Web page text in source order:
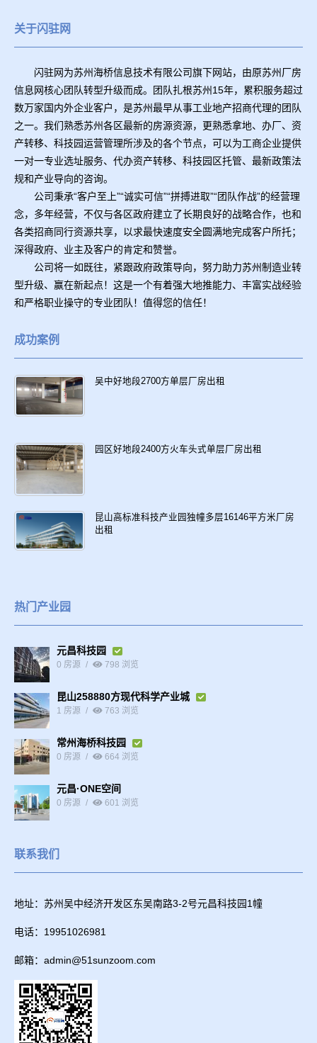
关于闪驻网
闪驻网为苏州海桥信息技术有限公司旗下网站，由原苏州厂房
信息网核心团队转型升级而成。团队扎根苏州15年，累积服务超过
数万家国内外企业客户，是苏州最早从事工业地产招商代理的团队
之一。我们熟悉苏州各区最新的房源资源，更熟悉拿地、办厂、资
产转移、科技园运营管理所涉及的各个节点，可以为工商企业提供
一对一专业选址服务、代办资产转移、科技园区托管、最新政策法
规和产业导向的咨询。
公司秉承“客户至上”“诚实可信”“拼搏进取”“团队作战”的经营理
念，多年经营，不仅与各区政府建立了长期良好的战略合作，也和
各类招商同行资源共享，以求最快速度安全圆满地完成客户所托；
深得政府、业主及客户的肯定和赞誉。
公司将一如既往，紧跟政府政策导向，努力助力苏州制造业转
型升级、赢在新起点！这是一个有着强大地推能力、丰富实战经验
和严格职业操守的专业团队！值得您的信任！
成功案例
吴中好地段2700方单层厂房出租
园区好地段2400方火车头式单层厂房出租
昆山高标准科技产业园独幢多层16146平方米厂房
出租
热门产业园
元昌科技园
0 房源 798 浏览
昆山258880方现代科学产业城
1 房源 763 浏览
常州海桥科技园
0 房源 664 浏览
元昌·ONE空间
0 房源 601 浏览
联系我们
地址：苏州吴中经济开发区东吴南路3-2号元昌科技园1幢
电话：19951026981
邮箱：admin@51sunzoom.com